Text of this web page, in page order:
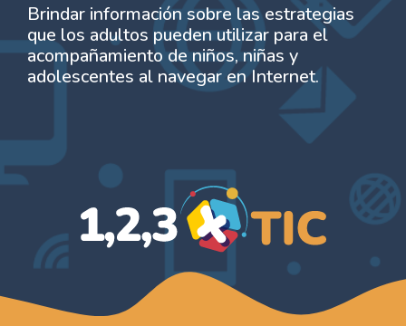
Brindar información sobre las estrategias
que los adultos pueden utilizar para el
acompañamiento de niños, niñas y
adolescentes al navegar en Internet.